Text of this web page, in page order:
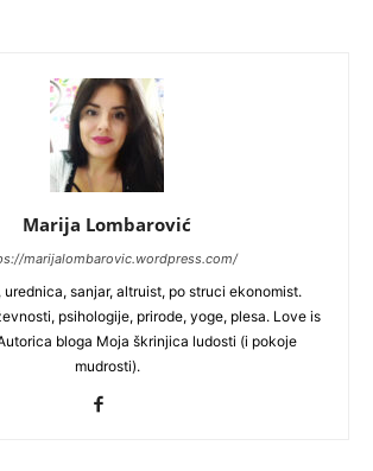
Marija Lombarović
marijalombarovic.wordpress.com/
urednica, sanjar, altruist, po struci ekonomist.
psihologije, prirode, yoge, plesa. Love is
bloga Moja škrinjica ludosti (i pokoje
mudrosti).